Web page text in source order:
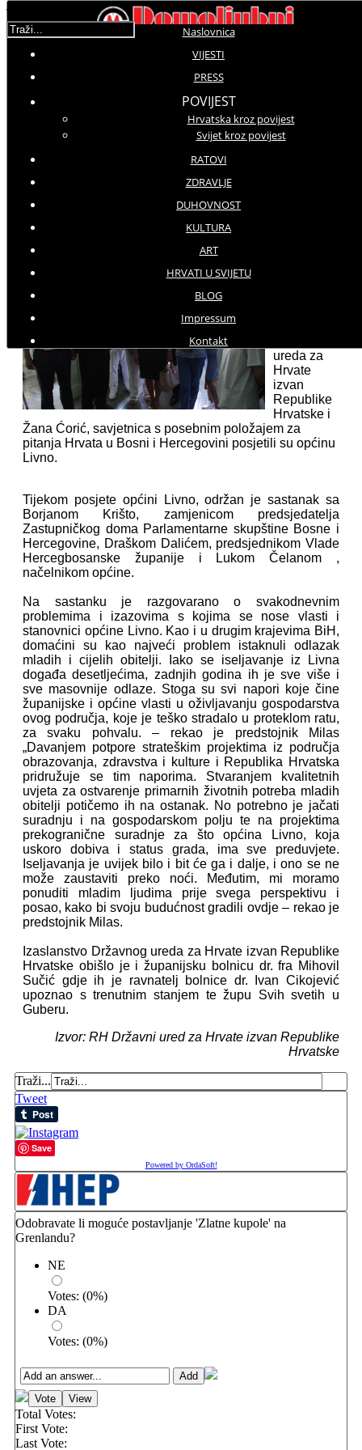
Naslovnica
VIJESTI
PRESS
POVIJEST
Hrvatska kroz povijest
Svijet kroz povijest
RATOVI
ZDRAVLJE
DUHOVNOST
KULTURA
ART
HRVATI U SVIJETU
BLOG
Impressum
Kontakt
Traži...
Molimo ocijenite
Četvrtak, 21 Srpanj 2016 10:00
Državni ured za Hrvate izvan Republike Hrvatske
Izaslanstvo Državnog ureda u općini Livno
ureda za
Hrvate
izvan
Republike
Hrvatske i
Žana Ćorić, savjetnica s posebnim položajem za
pitanja Hrvata u Bosni i Hercegovini posjetili su općinu
Livno.
Tijekom posjete općini Livno, održan je sastanak sa
Borjanom Krišto, zamjenicom predsjedatelja
Zastupničkog doma Parlamentarne skupštine Bosne i
Hercegovine, Draškom Dalićem, predsjednikom Vlade
Hercegbosanske županije i Lukom Čelanom ,
načelnikom općine.
Na sastanku je razgovarano o svakodnevnim
problemima i izazovima s kojima se nose vlasti i
stanovnici općine Livno. Kao i u drugim krajevima BiH,
domaćini su kao najveći problem istaknuli odlazak
mladih i cijelih obitelji. Iako se iseljavanje iz Livna
događa desetljećima, zadnjih godina ih je sve više i
sve masovnije odlaze. Stoga su svi napori koje čine
županijske i općine vlasti u oživljavanju gospodarstva
ovog područja, koje je teško stradalo u proteklom ratu,
za svaku pohvalu. – rekao je predstojnik Milas
„Davanjem potpore strateškim projektima iz područja
obrazovanja, zdravstva i kulture i Republika Hrvatska
pridružuje se tim naporima. Stvaranjem kvalitetnih
uvjeta za ostvarenje primarnih životnih potreba mladih
obitelji potičemo ih na ostanak. No potrebno je jačati
suradnju i na gospodarskom polju te na projektima
prekogranične suradnje za što općina Livno, koja
uskoro dobiva i status grada, ima sve preduvjete.
Iseljavanja je uvijek bilo i bit će ga i dalje, i ono se ne
može zaustaviti preko noći. Međutim, mi moramo
ponuditi mladim ljudima prije svega perspektivu i
posao, kako bi svoju budućnost gradili ovdje – rekao je
predstojnik Milas.
Izaslanstvo Državnog ureda za Hrvate izvan Republike
Hrvatske obišlo je i županijsku bolnicu dr. fra Mihovil
Sučić gdje ih je ravnatelj bolnice dr. Ivan Cikojević
upoznao s trenutnim stanjem te župu Svih svetih u
Guberu.
Izvor: RH Državni ured za Hrvate izvan Republike
Hrvatske
Traži...
Tweet
Save
Powered by OrdaSoft!
Odobravate li moguće postavljanje 'Zlatne kupole' na
Grenlandu?
NE
Votes: (0%)
DA
Votes: (0%)
Total Votes:
First Vote:
Last Vote: